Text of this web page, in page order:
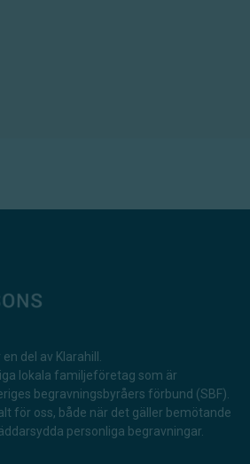
del av Klarahill.
lokala familjeföretag som är
begravningsbyråers förbund (SBF).
för oss, både när det gäller bemötande
personliga begravningar.